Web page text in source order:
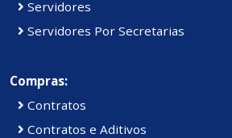
Servidores
Servidores Por Secretarias
Compras:
Contratos
Contratos e Aditivos